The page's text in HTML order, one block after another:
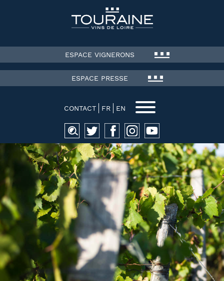
ESPACE VIGNERONS
ESPACE PRESSE
CONTACT FR EN
Recherche
pour :